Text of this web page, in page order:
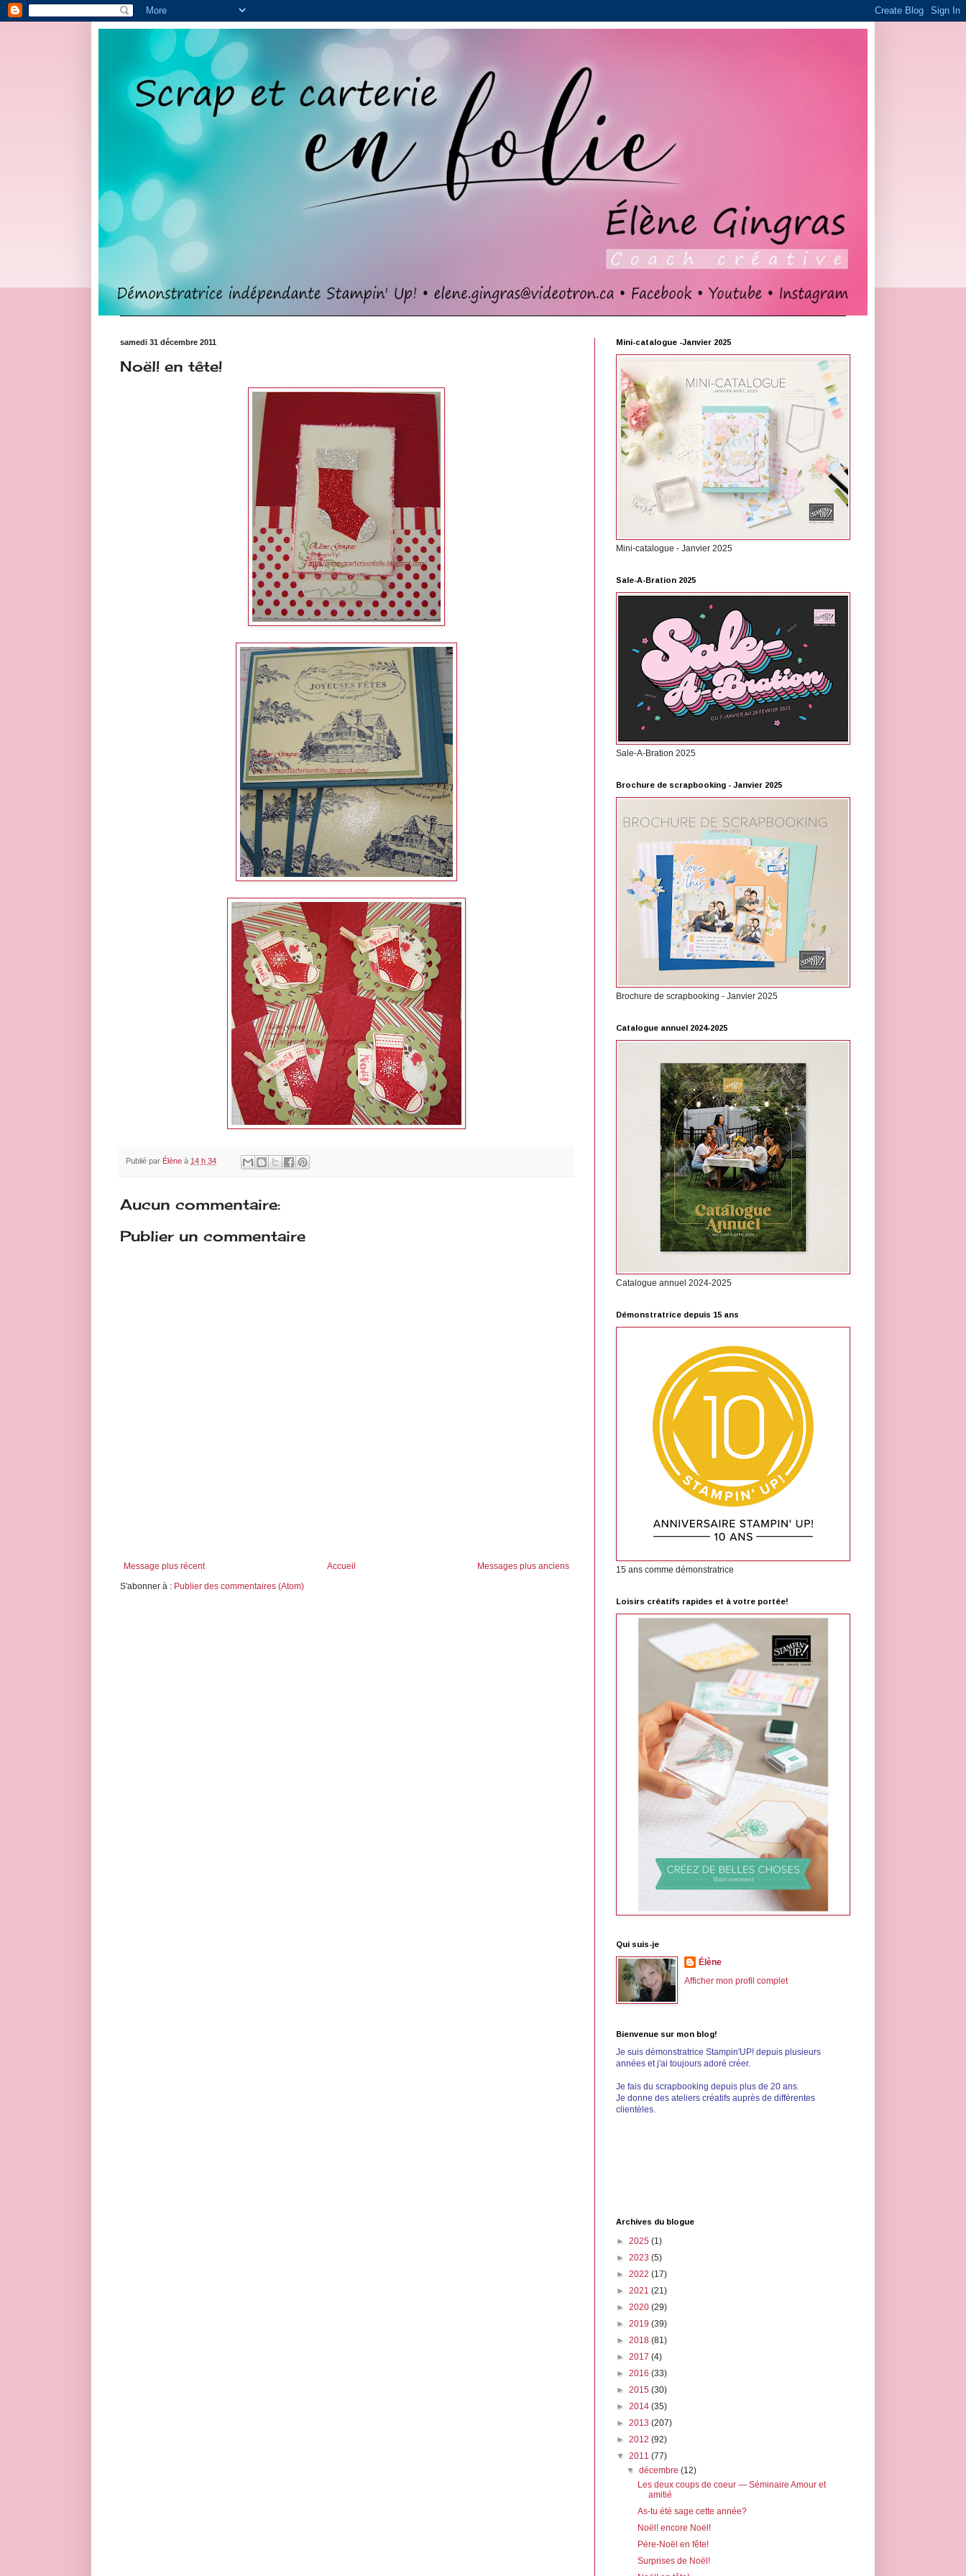
samedi 31 décembre 2011
Noël! en tête!
Publié par Élène à 14 h 34
Aucun commentaire:
Publier un commentaire
Message plus récent Messages plus anciens
Accueil
S'abonner à : Publier des commentaires (Atom)
Mini-catalogue -Janvier 2025
Mini-catalogue - Janvier 2025
Sale-A-Bration 2025
Sale-A-Bration 2025
Brochure de scrapbooking - Janvier 2025
Brochure de scrapbooking - Janvier 2025
Catalogue annuel 2024-2025
Catalogue annuel 2024-2025
Démonstratrice depuis 15 ans
15 ans comme démonstratrice
Loisirs créatifs rapides et à votre portée!
Qui suis-je
Élène
Afficher mon profil complet
Bienvenue sur mon blog!
Je suis démonstratrice Stampin'UP! depuis plusieurs
années et j'ai toujours adoré créer.
Je fais du scrapbooking depuis plus de 20 ans.
Je donne des ateliers créatifs auprès de différentes
clientèles.
Archives du blogue
► 2025 (1)
► 2023 (5)
► 2022 (17)
► 2021 (21)
► 2020 (29)
► 2019 (39)
► 2018 (81)
► 2017 (4)
► 2016 (33)
► 2015 (30)
► 2014 (35)
► 2013 (207)
► 2012 (92)
▼ 2011 (77)
▼décembre(12)
Les deux coups de coeur — Séminaire Amour et
amitié
As-tu été sage cette année?
Noël! encore Noël!
Père-Noël en fête!
Surprises de Noël!